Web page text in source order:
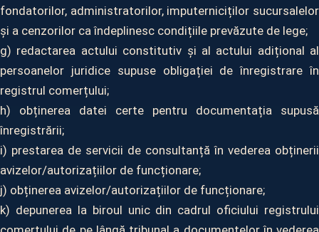
fondatorilor, administratorilor, imputerniciților sucursalelor
și a cenzorilor ca îndeplinesc condițiile prevăzute de lege;
g) redactarea actului constitutiv și al actului adițional al
persoanelor juridice supuse obligației de înregistrare în
registrul comerțului;
h) obținerea datei certe pentru documentația supusă
înregistrării;
i) prestarea de servicii de consultanță în vederea obținerii
avizelor/autorizațiilor de funcționare;
j) obținerea avizelor/autorizațiilor de funcționare;
k) depunerea la biroul unic din cadrul oficiului registrului